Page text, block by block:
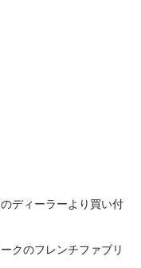
ディーラーより買い付
クのフレンチファブリ